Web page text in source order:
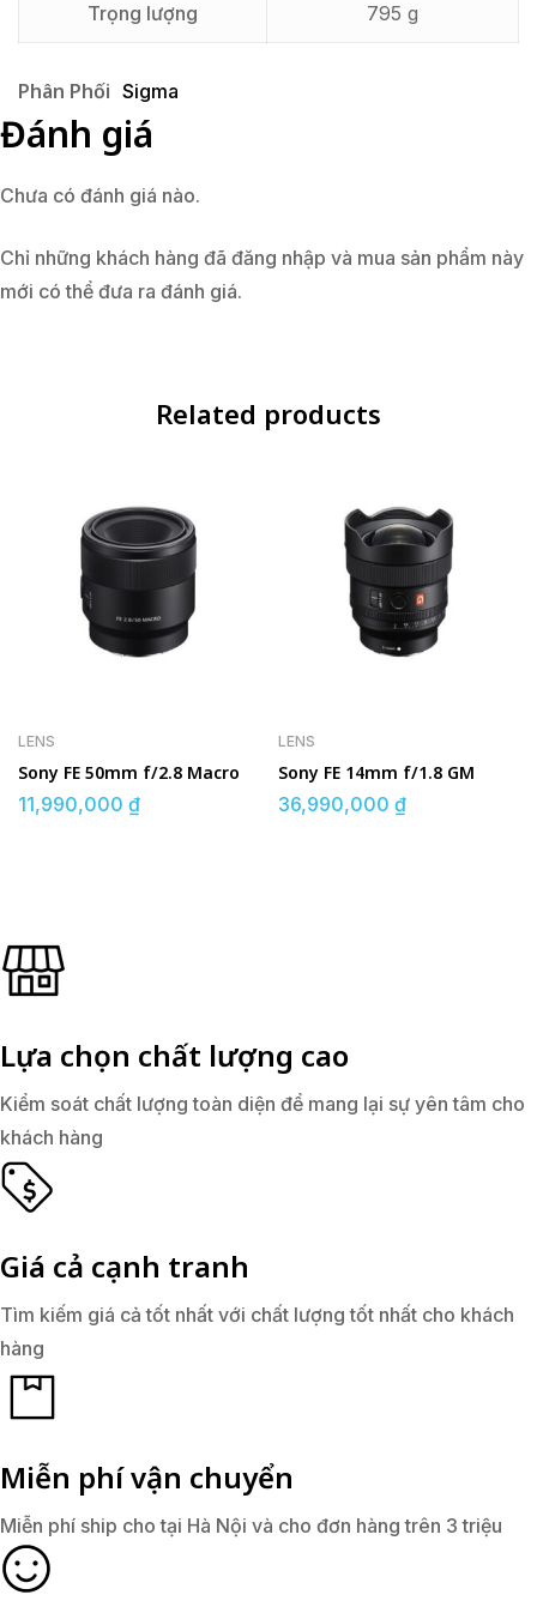
Trọng lượng 795 g
Phân Phối Sigma
Đánh giá
Chưa có đánh giá nào.
Chỉ những khách hàng đã đăng nhập và mua sản phẩm này
mới có thể đưa ra đánh giá.
Related products
LENS
Sony FE 50mm f/2.8 Macro
11,990,000 ₫
LENS
Sony FE 14mm f/1.8 GM
36,990,000 ₫
Lựa chọn chất lượng cao
Kiểm soát chất lượng toàn diện để mang lại sự yên tâm cho
khách hàng
Giá cả cạnh tranh
Tìm kiếm giá cả tốt nhất với chất lượng tốt nhất cho khách
hàng
Miễn phí vận chuyển
Miễn phí ship cho tại Hà Nội và cho đơn hàng trên 3 triệu